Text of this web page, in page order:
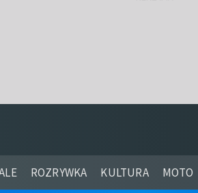
ROZRYWKA KULTURA MOTO